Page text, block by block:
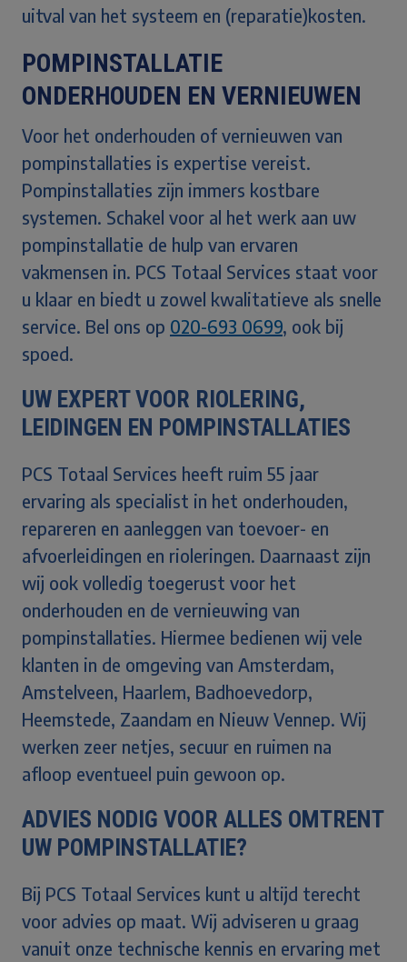
uitval van het systeem en (reparatie)kosten.
POMPINSTALLATIE
ONDERHOUDEN EN VERNIEUWEN
Voor het onderhouden of vernieuwen van
pompinstallaties is expertise vereist.
Pompinstallaties zijn immers kostbare
systemen. Schakel voor al het werk aan uw
pompinstallatie de hulp van ervaren
vakmensen in. PCS Totaal Services staat voor
u klaar en biedt u zowel kwalitatieve als snelle
service. Bel ons op 020-693 0699, ook bij
spoed.
UW EXPERT VOOR RIOLERING,
LEIDINGEN EN POMPINSTALLATIES
PCS Totaal Services heeft ruim 55 jaar
ervaring als specialist in het onderhouden,
repareren en aanleggen van toevoer- en
afvoerleidingen en rioleringen. Daarnaast zijn
wij ook volledig toegerust voor het
onderhouden en de vernieuwing van
pompinstallaties. Hiermee bedienen wij vele
klanten in de omgeving van Amsterdam,
Amstelveen, Haarlem, Badhoevedorp,
Heemstede, Zaandam en Nieuw Vennep. Wij
werken zeer netjes, secuur en ruimen na
afloop eventueel puin gewoon op.
ADVIES NODIG VOOR ALLES OMTRENT
UW POMPINSTALLATIE?
Bij PCS Totaal Services kunt u altijd terecht
voor advies op maat. Wij adviseren u graag
vanuit onze technische kennis en ervaring met